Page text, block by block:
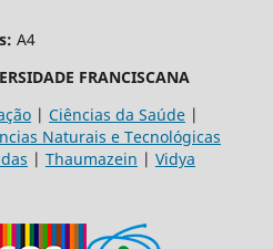
A4
FRANCISCANA
| Ciências da Saúde|
Naturais e Tecnológicas
| Thaumazein | Vidya